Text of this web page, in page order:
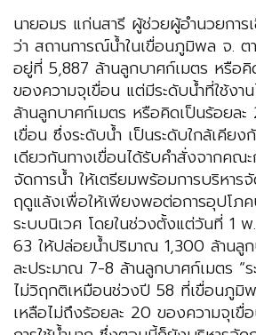
นายอมร แก่นสารี ผู้ช่วยผู้อำนวยกา
ว่า สถานการณ์น้ำในเขื่อนภูมิพล จ.
อยู่ที่ 5,887 ล้านลูกบาศก์เมตร หรือ
ของความจุเขื่อน แต่มีระดับน้ำที่ใช้งา
ล้านลูกบาศก์เมตร หรือคิดเป็นร้อยล
เขื่อน ซึ่งระดับน้ำ เป็นระดับใกล้เคีย
เดียวกันทางเขื่อนได้รับคำสั่งจากคณะ
จัดการน้ำ ให้เตรียมพร้อมการบริหาร
ฤดูแล้งเพื่อให้เพียงพอต่อการอุปโภ
ระบบนิเวศ โดยในช่วงตั้งแต่วันที่ 1
63 ให้ปล่อยน้ำปริมาณ 1,300 ล้านลู
ละประมาณ 7-8 ล้านลูกบาศก์เมตร “
ไม่วิฤกติเหมือนช่วงปี 58 ที่เขื่อนภูมิ
เหลือไม่ถึงร้อยละ 20 ของความจุเขื่